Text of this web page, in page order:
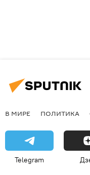
В МИРЕ ПОЛИТИКА
Telegram